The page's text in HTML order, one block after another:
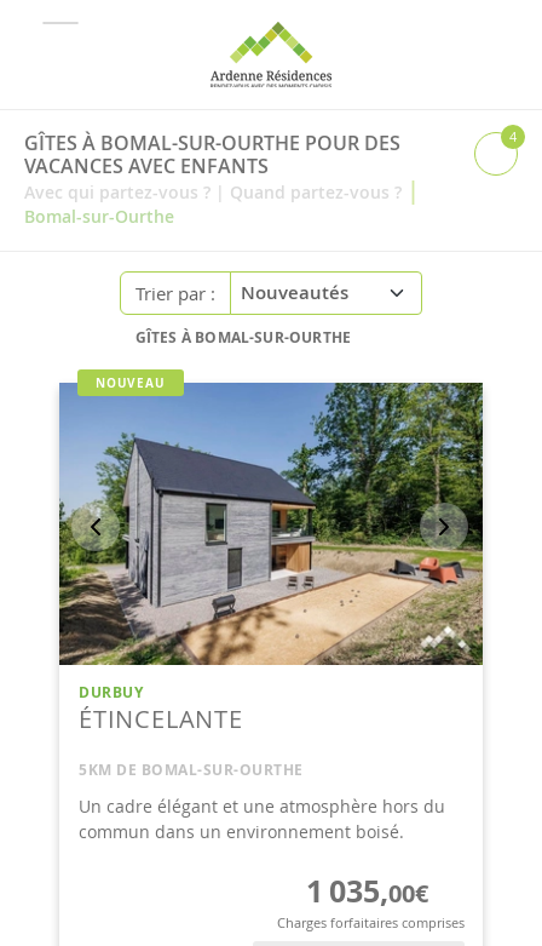
GÎTES À BOMAL-SUR-OURTHE POUR DES
VACANCES AVEC ENFANTS
Avec qui partez-vous ? | Quand partez-vous ? |
Bomal-sur-Ourthe
4
Trier par :
GÎTES À BOMAL-SUR-OURTHE